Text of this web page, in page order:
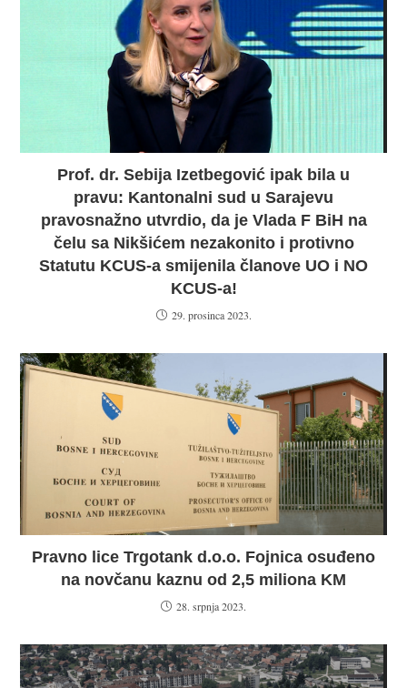
Prof. dr. Sebija Izetbegović ipak bila u
pravu: Kantonalni sud u Sarajevu
pravosnažno utvrdio, da je Vlada F BiH na
čelu sa Nikšićem nezakonito i protivno
Statutu KCUS-a smijenila članove UO i NO
KCUS-a!
29. prosinca 2023.
Pravno lice Trgotank d.o.o. Fojnica osuđeno
na novčanu kaznu od 2,5 miliona KM
28. srpnja 2023.